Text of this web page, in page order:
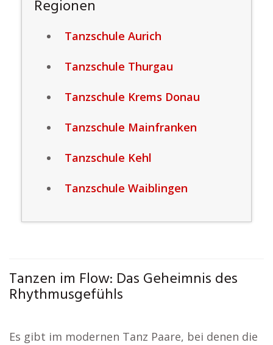
Regionen
Tanzschule Aurich
Tanzschule Thurgau
Tanzschule Krems Donau
Tanzschule Mainfranken
Tanzschule Kehl
Tanzschule Waiblingen
Tanzen im Flow: Das Geheimnis des
Rhythmusgefühls
Es gibt im modernen Tanz Paare, bei denen die